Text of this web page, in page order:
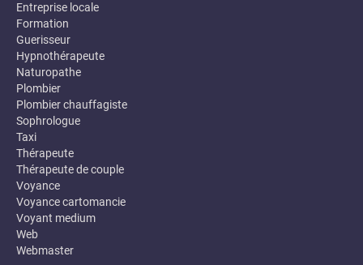
Entreprise locale
Formation
Guerisseur
Hypnothérapeute
Naturopathe
Plombier
Plombier chauffagiste
Sophrologue
Taxi
Thérapeute
Thérapeute de couple
Voyance
Voyance cartomancie
Voyant medium
Web
Webmaster